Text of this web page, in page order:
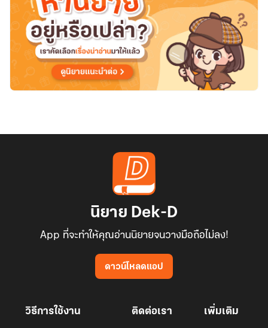
d
นิยาย Dek-D
App ที่จะทำให้คุณอ่านนิยายจนวางมือถือไม่ลง!
ดาวน์โหลดแอป
วิธีการใช้งาน ติดต่อเรา เพิ่มเติม